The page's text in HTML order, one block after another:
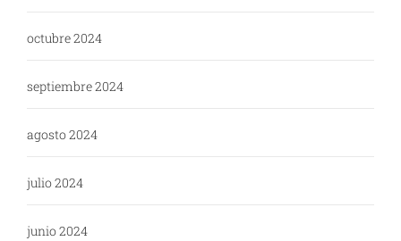
octubre 2024
septiembre 2024
agosto 2024
julio 2024
junio 2024